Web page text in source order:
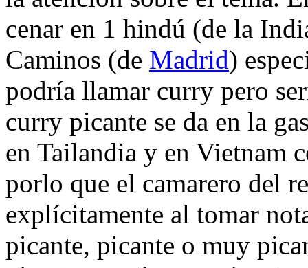
cenar en 1 hindú (de la
Caminos (de Madrid)
podría llamar curry pero
curry picante se da en la
en Tailandia y en Vietnam
porlo que el camarero del
explícitamente al tomar
picante, picante o muy